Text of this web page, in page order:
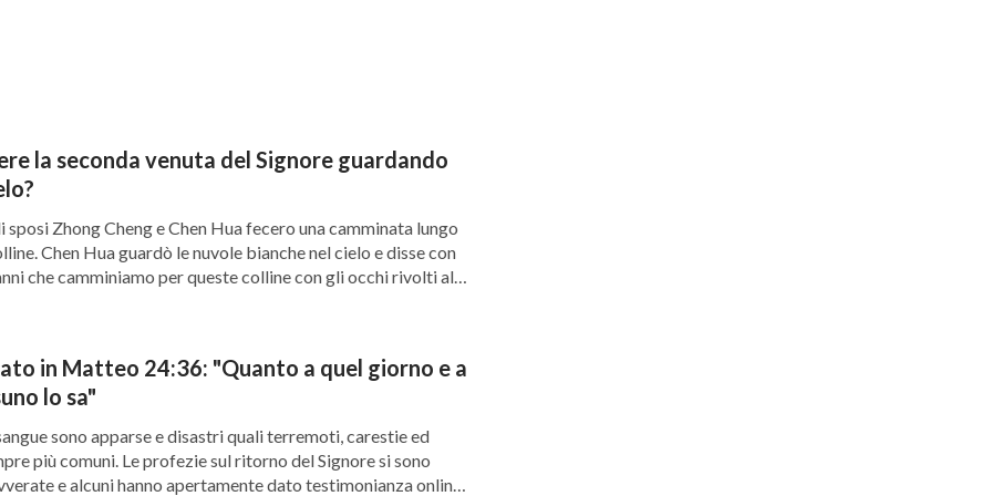
vincitori da Dio e diventare le primizie.
Essi son quelli che non si sono contaminati con
l’Agnello dovunque vada. Essi sono
a Dio ed all’Agnello. E nella bocca loro non
”(Apocalisse 14:4-5). Dopo che Dio sarà disceso
la Sua grande opera sarà completa. In
pubblicamente a tutte le nazioni, a tutti i
ritorno del Signore dei quali tu parli e ciò
egli viene colle nuvole; ed ogni occhio lo
e tutte le tribù della terra faranno
la seconda venuta del Signore guardando
Zhong Cheng e Chen Hua fecero una camminata lungo
Chen Hua guardò le nuvole bianche nel cielo e disse con
che camminiamo per queste colline con gli occhi rivolti al
in Matteo 24:36: "Quanto a quel giorno e a
lo sa"
sono apparse e disastri quali terremoti, carestie ed
più comuni. Le profezie sul ritorno del Signore si sono
e alcuni hanno apertamente dato testimonianza online